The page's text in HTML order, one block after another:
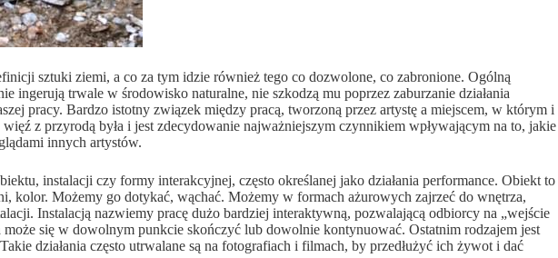
sztuki ziemi, a co za tym idzie również tego co dozwolone, co zabronione. Ogólną
ingerują trwale w środowisko naturalne, nie szkodzą mu poprzez zaburzanie działania
pracy. Bardzo istotny związek między pracą, tworzoną przez artystę a miejscem, w którym i
z przyrodą była i jest zdecydowanie najważniejszym czynnikiem wpływającym na to, jakie
innych artystów.
instalacji czy formy interakcyjnej, często określanej jako działania performance. Obiekt to
kolor. Możemy go dotykać, wąchać. Możemy w formach ażurowych zajrzeć do wnętrza,
Instalacją nazwiemy pracę dużo bardziej interaktywną, pozwalającą odbiorcy na „wejście
się w dowolnym punkcie skończyć lub dowolnie kontynuować. Ostatnim rodzajem jest
działania często utrwalane są na fotografiach i filmach, by przedłużyć ich żywot i dać